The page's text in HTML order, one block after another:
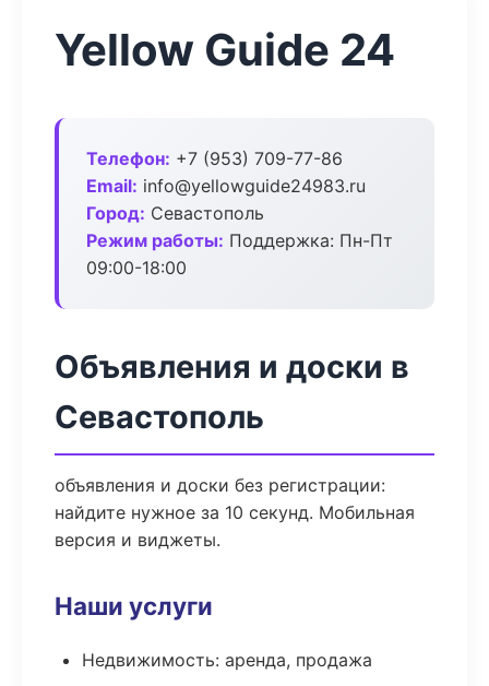
Yellow Guide 24
Телефон: +7 (953) 709-77-86
Email: info@yellowguide24983.ru
Город: Севастополь
Режим работы: Поддержка: Пн-Пт
09:00-18:00
Объявления и доски в
Севастополь
объявления и доски без регистрации:
найдите нужное за 10 секунд. Мобильная
версия и виджеты.
Наши услуги
Недвижимость: аренда, продажа